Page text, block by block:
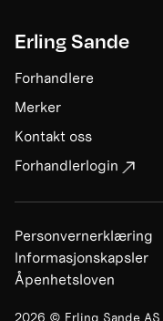
Erling Sande
Forhandlere
Merker
Kontakt oss
Forhandlerlogin
2026 © Erling Sande AS
Personvernerklæring
Informasjonskapsler
Åpenhetsloven